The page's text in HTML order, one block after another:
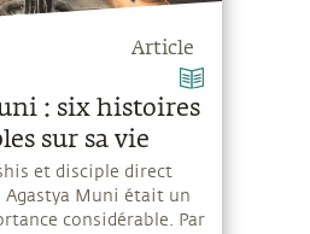
Article
: six histoires
sur sa vie
et disciple direct
Agastya Muni était un
considérable. Par